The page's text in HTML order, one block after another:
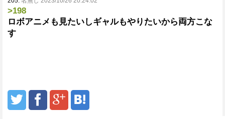
>198
ロボアニメも見たいしギャルもやりたいから両方こな
す